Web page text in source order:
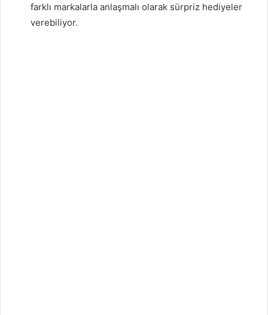
farklı markalarla anlaşmalı olarak sürpriz hediyeler
verebiliyor.